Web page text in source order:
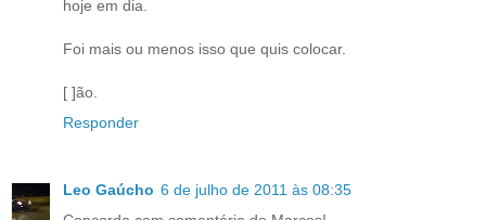
hoje em dia.
Foi mais ou menos isso que quis colocar.
[ ]ão.
Responder
Leo Gaúcho 6 de julho de 2011 às 08:35